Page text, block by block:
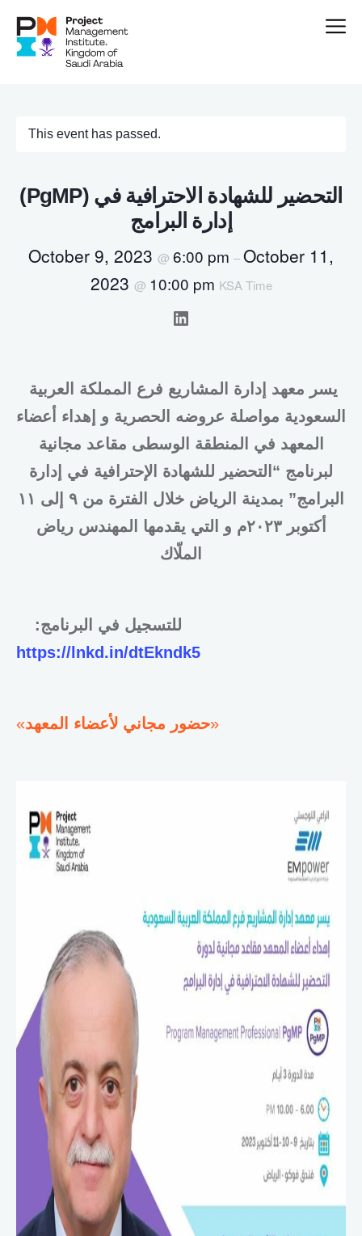
This event has passed.
(PgMP) التحضير للشهادة الاحترافية في
إدارة البرامج
October 9, 2023 @ 6:00 pm –October 11,
2023 @ 10:00 pm KSA Time
السعودية مواصلة عروضه الحصرية و إهداء أعضاء
المعهد في المنطقة الوسطى مقاعد مجانية
لبرنامج “التحضير للشهادة الإحترافية في إدارة
البرامج” بمدينة الرياض خلال الفترة من ٩ إلى ١١
أكتوبر ٢٠٢٣م و التي يقدمها المهندس رياض
الملّاك
:للتسجيل في البرنامج
https://lnkd.in/dtEkndk5
«حضور مجاني لأعضاء المعهد»